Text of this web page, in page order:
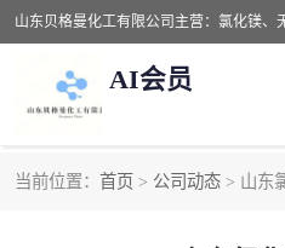
AI会员
当前位置： 首页 > 公司动态 > 山东